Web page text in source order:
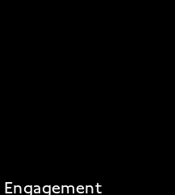
Engagement